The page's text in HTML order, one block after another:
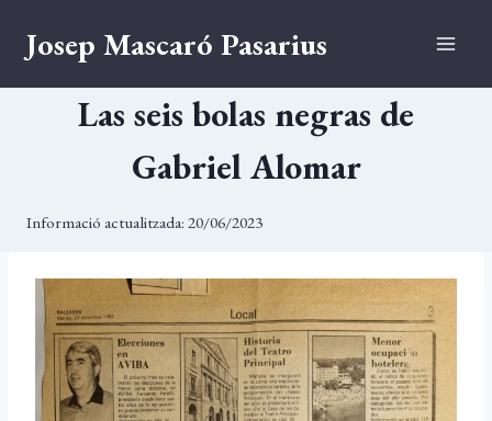
contingut
Josep Mascaró Pasarius
Las seis bolas negras de
Gabriel Alomar
Informació actualitzada: 20/06/2023